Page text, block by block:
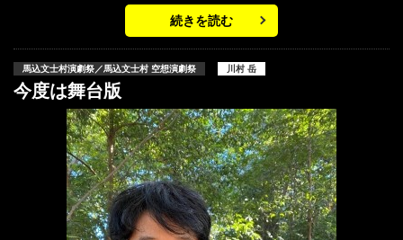
続きを読む
馬込文士村演劇祭／馬込文士村 空想演劇祭 川村 岳
今度は舞台版